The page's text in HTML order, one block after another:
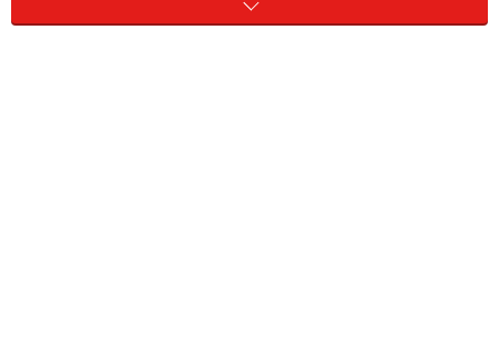
金融資産：現預金50万円